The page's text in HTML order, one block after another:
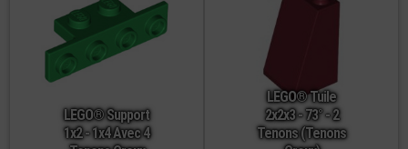
LEGO® Support
1x2 - 1x4 Avec 4
LEGO® Tuile
2x2x3 - 73° - 2
Tenons (Tenons